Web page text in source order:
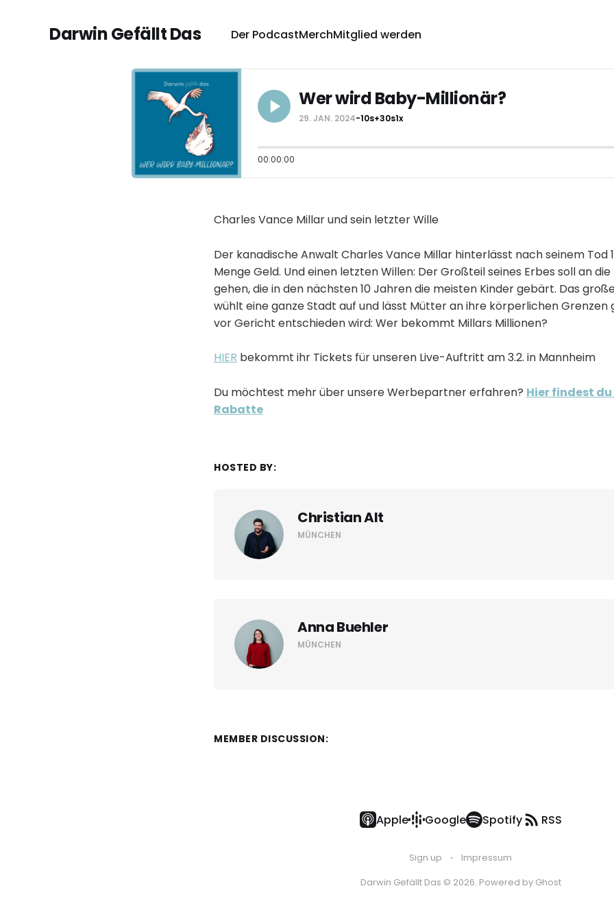
Darwin Gefällt Das Der PodcastMerchMitglied werden
Wer wird Baby-Millionär?
29. JAN. 2024-10s+30s1x
00:00:00
Charles Vance Millar und sein letzter Wille
Der kanadische Anwalt Charles Vance Millar hinterlässt nach seinem Tod
Menge Geld. Und einen letzten Willen: Der Großteil seines Erbes soll an
gehen, die in den nächsten 10 Jahren die meisten Kinder gebärt. Das
wühlt eine ganze Stadt auf und lässt Mütter an ihre körperlichen Grenzen
vor Gericht entschieden wird: Wer bekommt Millars Millionen?
HIER bekommt ihr Tickets für unseren Live-Auftritt am 3.2. in Mannheim
Du möchtest mehr über unsere Werbepartner erfahren? Hier findest
Rabatte
HOSTED BY:
Christian Alt
MÜNCHEN
Anna Buehler
MÜNCHEN
MEMBER DISCUSSION:
Apple Google Spotify RSS
Sign up
Impressum
Darwin Gefällt Das © 2026. Powered by Ghost